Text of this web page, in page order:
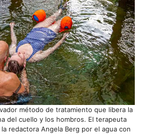
método de tratamiento que libera la
del cuello y los hombros. El terapeuta
redactora Angela Berg por el agua con